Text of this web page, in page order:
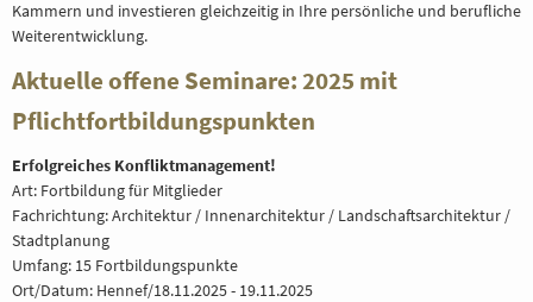
Kammern und investieren gleichzeitig in Ihre persönliche und berufliche
Weiterentwicklung.
Aktuelle offene Seminare: 2025 mit
Pflichtfortbildungspunkten
Erfolgreiches Konfliktmanagement!
Art: Fortbildung für Mitglieder
Fachrichtung: Architektur / Innenarchitektur / Landschaftsarchitektur /
Stadtplanung
Umfang: 15 Fortbildungspunkte
Ort/Datum: Hennef/18.11.2025 - 19.11.2025